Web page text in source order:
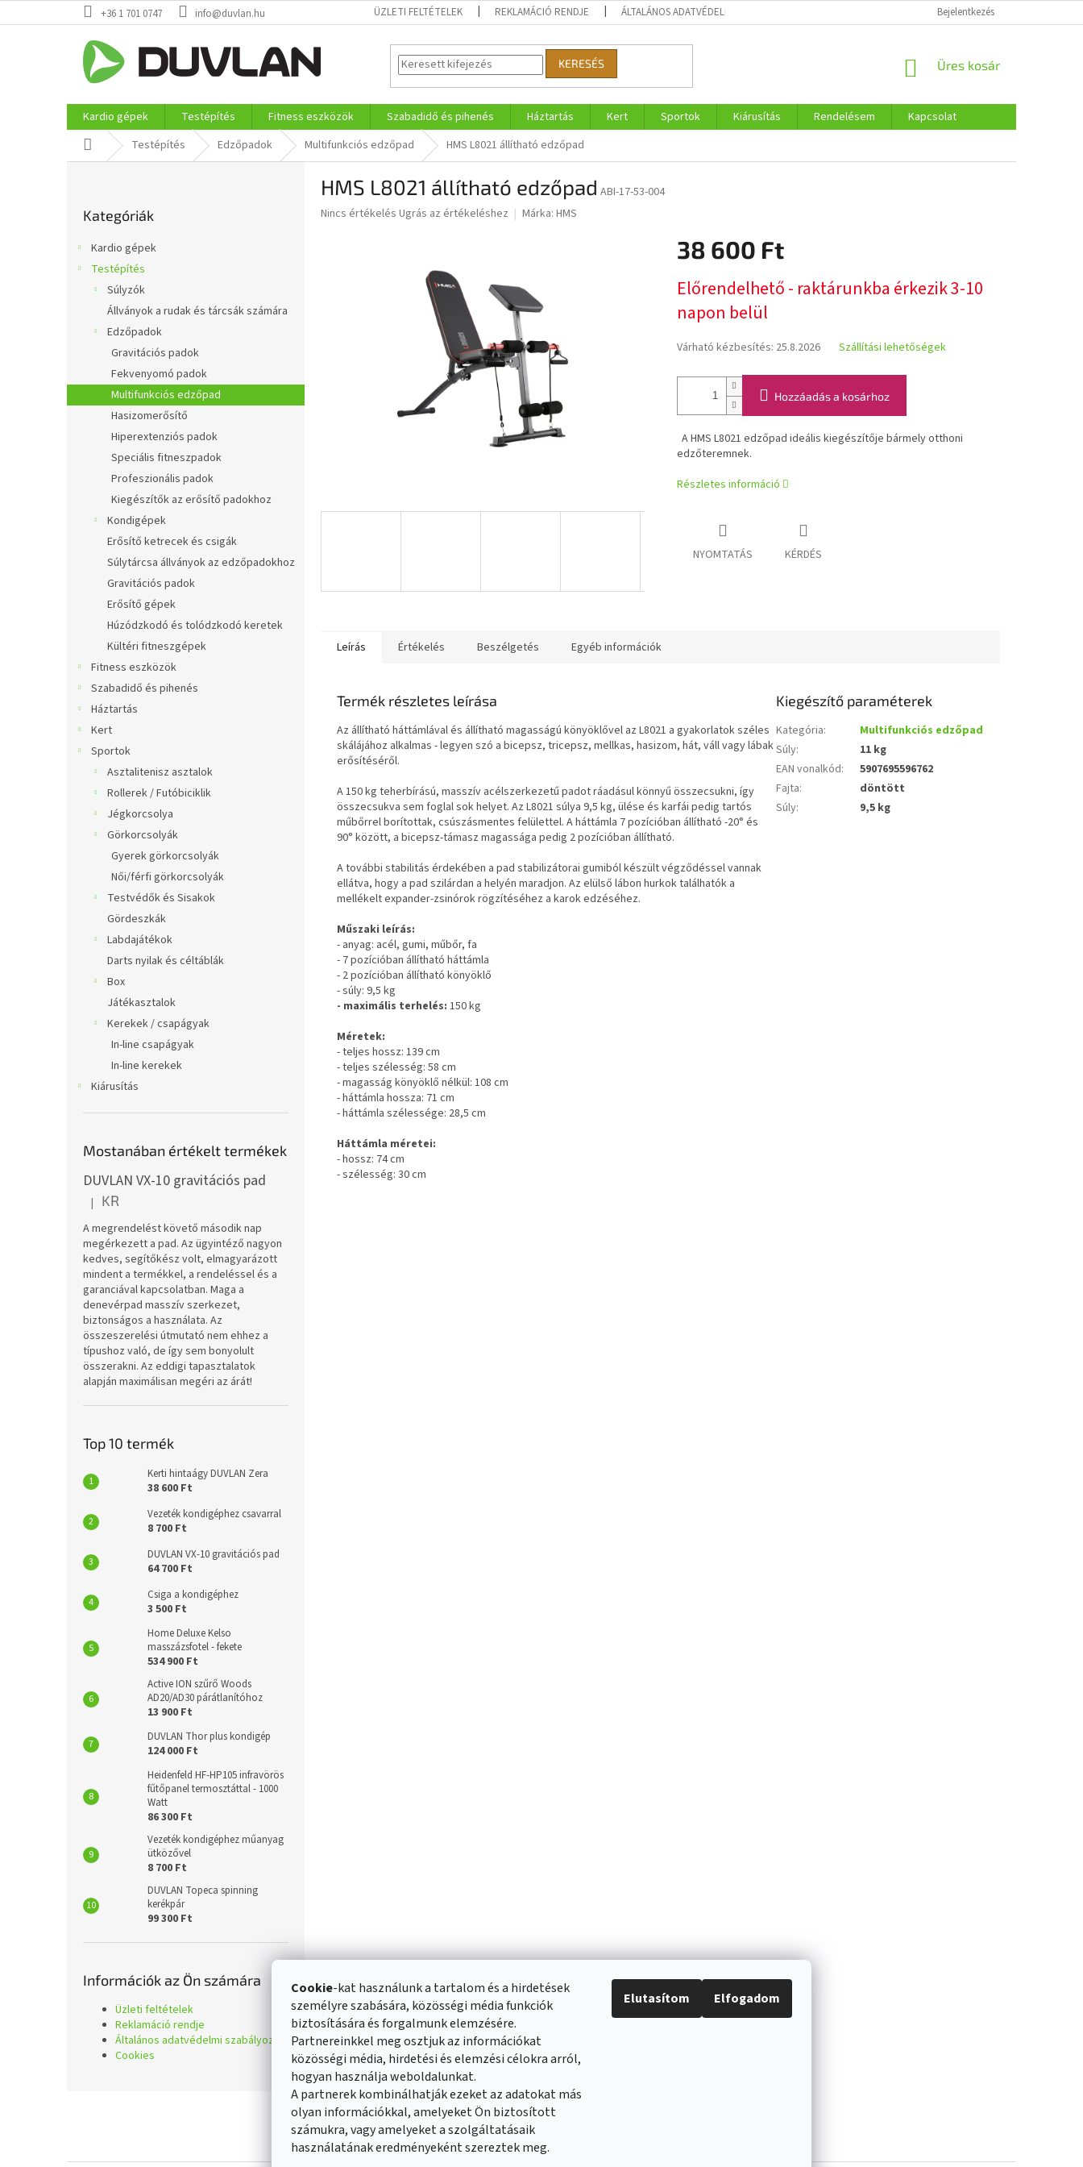
Cookie-kat használunk a tartalom és a hirdetések
személyre szabására, közösségi média funkciók
biztosítására és forgalmunk elemzésére.
Partnereinkkel meg osztjuk az információkat
közösségi média, hirdetési és elemzési célokra arról,
hogyan használja weboldalunkat.
A partnerek kombinálhatják ezeket az adatokat más
olyan információkkal, amelyeket Ön biztosított
számukra, vagy amelyeket a szolgáltatásaik
használatának eredményeként szereztek meg.
Elutasítom Elfogadom
a
+36 1 701 0747 info@duvlan.hu ÜZLETI FELTÉTELEK REKLAMÁCIÓ RENDJE ÁLTALÁNOS ADATVÉDELMI SZABÁLYOZÁS Bejelentkezés
KERESÉS KOSÁR
Üres kosár
Kardio gépek Testépítés Fitness eszközök Szabadidő és pihenés Háztartás Kert Sportok Kiárusítás Rendelésem
Kapcsolat
KezdőlapTestépítés Edzőpadok Multifunkciós edzőpad HMS L8021 állítható edzőpad
átugrása
Kategóriák
Kardio gépek
Testépítés
Súlyzók
Állványok a rudak és tárcsák számára
Edzőpadok
Gravitációs padok
Fekvenyomó padok
Multifunkciós edzőpad
Hasizomerősítő
Hiperextenziós padok
Speciális fitneszpadok
Profeszionális padok
Kiegészítők az erősítő padokhoz
Kondigépek
Erősítő ketrecek és csigák
Súlytárcsa állványok az edzőpadokhoz
Gravitációs padok
Erősítő gépek
Húzódzkodó és tolódzkodó keretek
Kültéri fitneszgépek
Fitness eszközök
Szabadidő és pihenés
Háztartás
Kert
Sportok
Asztalitenisz asztalok
Rollerek / Futóbiciklik
Jégkorcsolya
Görkorcsolyák
Gyerek görkorcsolyák
Női/férfi görkorcsolyák
Testvédők és Sisakok
Gördeszkák
Labdajátékok
Darts nyilak és céltáblák
Box
Játékasztalok
Kerekek / csapágyak
In-line csapágyak
In-line kerekek
Kiárusítás
Mostanában értékelt termékek
DUVLAN VX-10 gravitációs pad
A termék értékelése 5-ből 5 csillag.
| KR
A megrendelést követő második nap
megérkezett a pad. Az ügyintéző nagyon
kedves, segítőkész volt, elmagyarázott
mindent a termékkel, a rendeléssel és a
garanciával kapcsolatban. Maga a
denevérpad masszív szerkezet,
biztonságos a használata. Az
összeszerelési útmutató nem ehhez a
típushoz való, de így sem bonyolult
összerakni. Az eddigi tapasztalatok
alapján maximálisan megéri az árát!
Top 10 termék
Kerti hintaágy DUVLAN Zera
38 600 Ft
Vezeték kondigéphez csavarral
8 700 Ft
DUVLAN VX-10 gravitációs pad
64 700 Ft
Csiga a kondigéphez
3 500 Ft
Home Deluxe Kelso
masszázsfotel - fekete
534 900 Ft
Active ION szűrő Woods
AD20/AD30 párátlanítóhoz
13 900 Ft
DUVLAN Thor plus kondigép
124 000 Ft
Heidenfeld HF-HP105 infravörös
fűtőpanel termosztáttal - 1000
Watt
86 300 Ft
Vezeték kondigéphez műanyag
ütközővel
8 700 Ft
DUVLAN Topeca spinning
kerékpár
99 300 Ft
Információk az Ön számára
Üzleti feltételek
Reklamáció rendje
Általános adatvédelmi szabályozás
Cookies
HMS L8021 állítható edzőpad ABI-17-53-004
A
Nincs értékelés Ugrás az értékeléshez Márka: HMS
38 600 Ft
Előrendelhető - raktárunkba érkezik 3-10
napon belül
Várható kézbesítés: 25.8.2026 Szállítási lehetőségek
Hozzáadás a kosárhoz
A HMS L8021 edzőpad ideális kiegészítője bármely otthoni
edzőteremnek.
Részletes információ
NYOMTATÁS KÉRDÉS
Leírás Értékelés Beszélgetés Egyéb információk
Termék részletes leírása
Az állítható háttámlával és állítható magasságú könyöklővel az L8021 a gyakorlatok széles
skálájához alkalmas - legyen szó a bicepsz, tricepsz, mellkas, hasizom, hát, váll vagy lábak
erősítéséről.
A 150 kg teherbírású, masszív acélszerkezetű padot ráadásul könnyű összecsukni, így
összecsukva sem foglal sok helyet. Az L8021 súlya 9,5 kg, ülése és karfái pedig tartós
műbőrrel borítottak, csúszásmentes felülettel. A háttámla 7 pozícióban állítható -20° és
90° között, a bicepsz-támasz magassága pedig 2 pozícióban állítható.
A további stabilitás érdekében a pad stabilizátorai gumiból készült végződéssel vannak
ellátva, hogy a pad szilárdan a helyén maradjon. Az elülső lábon hurkok találhatók a
mellékelt expander-zsinórok rögzítéséhez a karok edzéséhez.
Műszaki leírás:
- anyag: acél, gumi, műbőr, fa
- 7 pozícióban állítható háttámla
- 2 pozícióban állítható könyöklő
- súly: 9,5 kg
- maximális terhelés: 150 kg
Méretek:
- teljes hossz: 139 cm
- teljes szélesség: 58 cm
- magasság könyöklő nélkül: 108 cm
- háttámla hossza: 71 cm
- háttámla szélessége: 28,5 cm
Háttámla méretei:
- hossz: 74 cm
- szélesség: 30 cm
Kiegészítő paraméterek
Kategória:
Multifunkciós edzőpad
Súly:
11 kg
EAN vonalkód:
5907695596762
Fajta:
döntött
Súly: 9,5 kg
Üzleti feltételek Reklamáció rendje Általános adatvédelmi szabályozás